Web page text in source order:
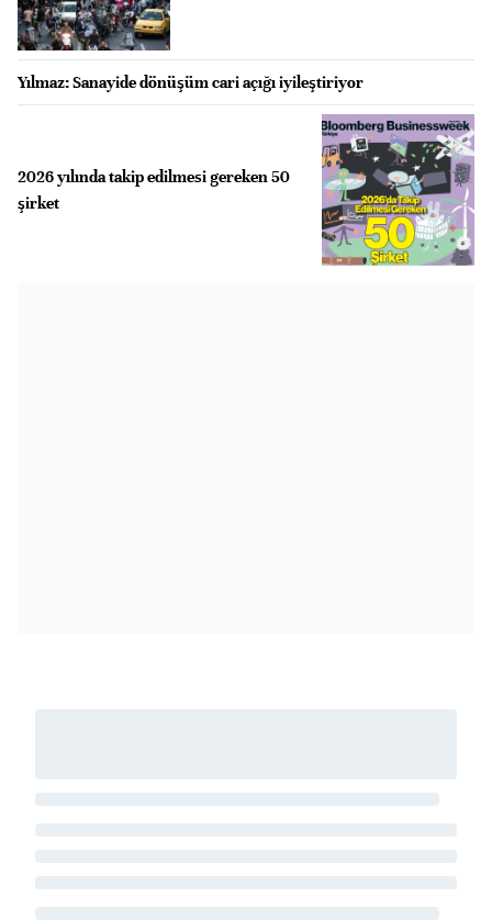
Yılmaz: Sanayide dönüşüm cari açığı iyileştiriyor
2026 yılında takip edilmesi gereken 50
şirket